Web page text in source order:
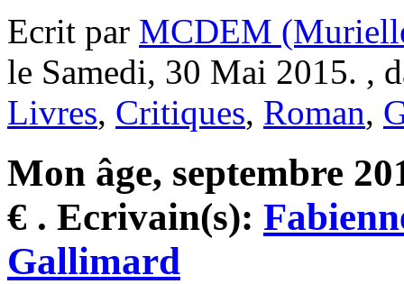
Ecrit par MCDEM
le Samedi, 30 Mai 2015. ,
Livres, Critiques, Roman,
Mon âge, septembre
€ . Ecrivain(s):
Gallimard